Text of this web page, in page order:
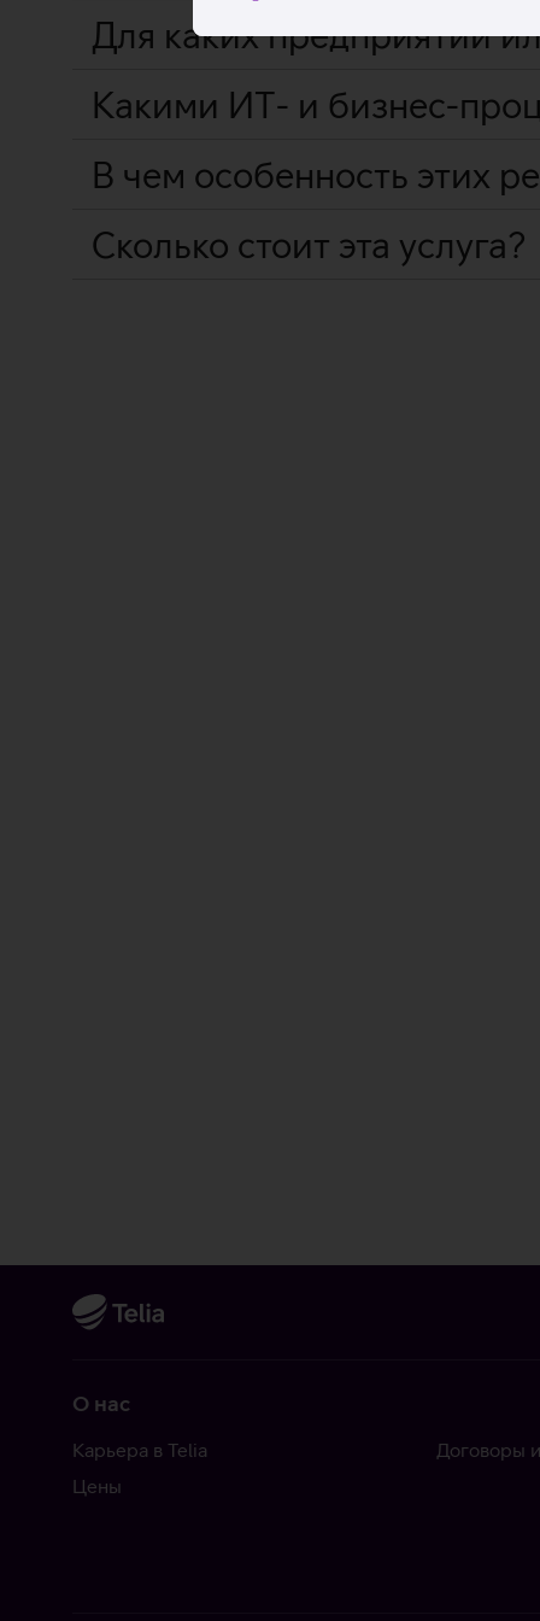
Для каких предприятий
Какими ИТ- и бизнес-
В чем особенность этих
Сколько стоит эта услуга?
О нас
Карьера в Telia
Цены
Договоры